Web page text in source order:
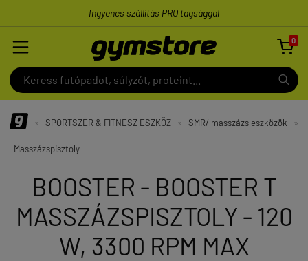
Ingyenes szállítás PRO tagsággal
0

» SPORTSZER & FITNESZ ESZKÖZ » SMR/ masszázs eszközök »
Masszázspisztoly
BOOSTER - BOOSTER T
MASSZÁZSPISZTOLY - 120
W, 3300 RPM MAX